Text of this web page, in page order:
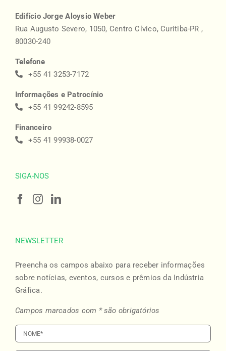
Edifício Jorge Aloysio Weber
Rua Augusto Severo, 1050, Centro Cívico, Curitiba-PR ,
80030-240
Telefone
+55 41 3253-7172
Informações e Patrocínio
+55 41 99242-8595
Financeiro
+55 41 99938-0027
SIGA-NOS
NEWSLETTER
Preencha os campos abaixo para receber informações
sobre notícias, eventos, cursos e prêmios da Indústria
Gráfica.
Campos marcados com * são obrigatórios